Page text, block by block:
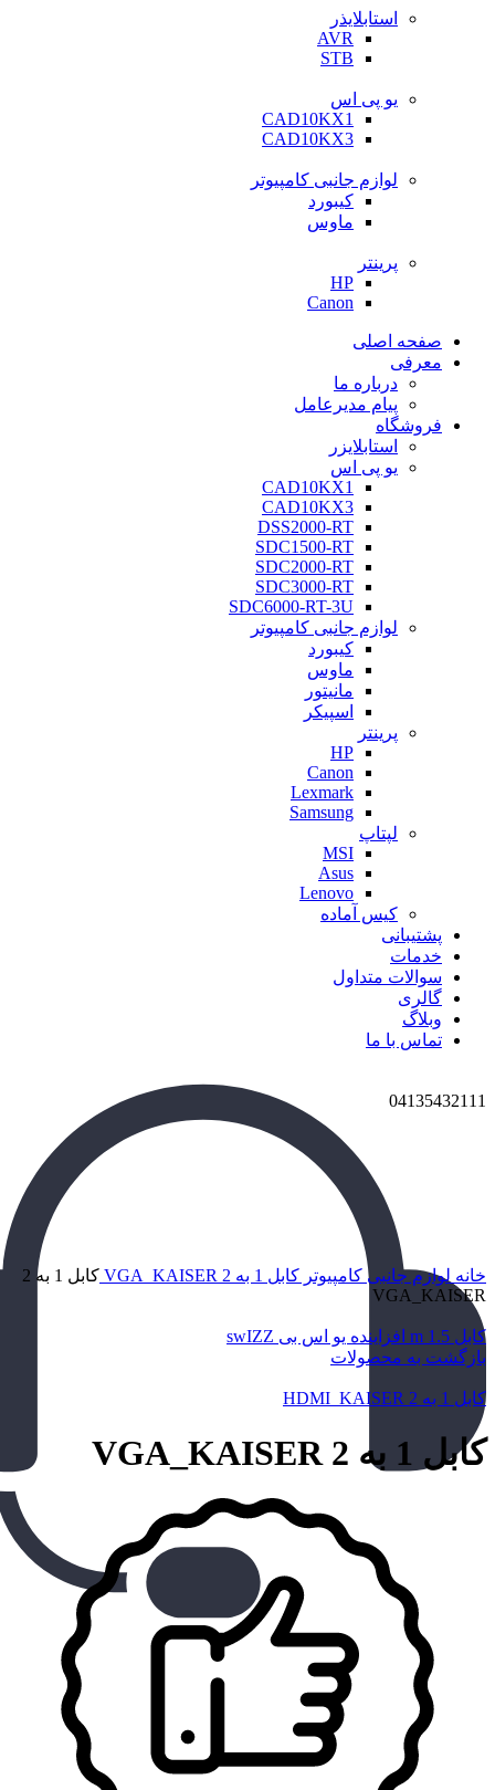
استابلایذر
AVR
STB
یو پی اس
CAD10KX1
CAD10KX3
لوازم جانبی کامپیوتر
کیبورد
ماوس
پرینتر
HP
Canon
صفحه اصلی
معرفی
درباره ما
پیام مدیرعامل
فروشگاه
استابلایزر
یو پی اس
CAD10KX1
CAD10KX3
DSS2000-RT
SDC1500-RT
SDC2000-RT
SDC3000-RT
SDC6000-RT-3U
لوازم جانبی کامپیوتر
کیبورد
ماوس
مانیتور
اسپیکر
پرینتر
HP
Canon
Lexmark
Samsung
لپتاپ
MSI
Asus
Lenovo
کیس آماده
پشتیبانی
خدمات
سوالات متداول
گالری
وبلاگ
تماس با ما
04135432111
برای بزرگنمایی کلیک کنید
خانه لوازم جانبی کامپیوتر کابل 1 به 2 VGA_KAISER
کابل 1 به 2
VGA_KAISER
کابل 1.5 m افزاینده یو اس بی swIZZ
بازگشت به محصولات
کابل 1 به 2 HDMI_KAISER
کابل 1 به 2 VGA_KAISER